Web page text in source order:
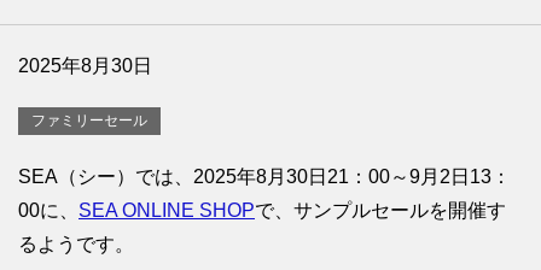
2025年8月30日
ファミリーセール
SEA（シー）では、2025年8月30日21：00～9月2日13：
00に、 SEA ONLINE SHOPで、サンプルセールを開催す
るようです。